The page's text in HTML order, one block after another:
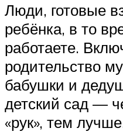
Люди, готовые
ребёнка, в то
работаете.
родительство
бабушки и
детский сад —
«рук», тем